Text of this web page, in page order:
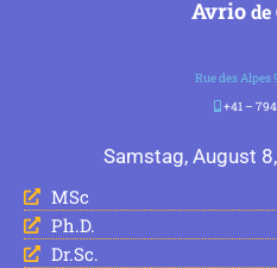
Avriode
Rue des Alpes
+41 –
Samstag, August
MSc
Ph.D.
Dr.Sc.